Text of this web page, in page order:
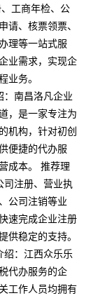
工商年检、公
请、核票领票、
理等一站式服
业需求，实现企
业务。
南昌洛凡企业
，是一家专注为
机构，针对初创
便捷的代办服
成本。 推荐理
司注册、营业执
公司注销等业
速完成企业注册
供稳定的支持。
：江西众乐乐
代办服务的企
工作人员均拥有